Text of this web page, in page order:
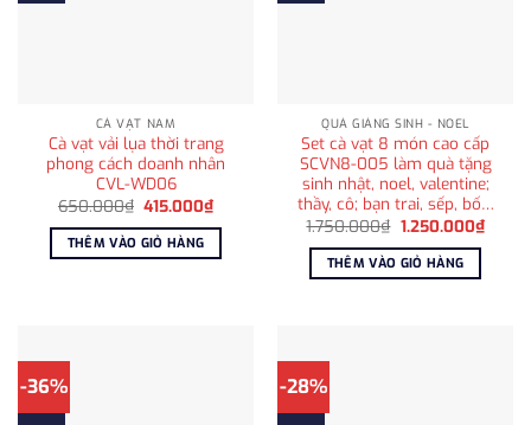
CÀ VẠT NAM
Cà vạt vải lụa thời trang
phong cách doanh nhân
CVL-WD06
650.000₫ Giá
là:
650.000₫.
415.000₫Giá
hiện
tại
415.000₫.
THÊM VÀO GIỎ HÀNG
QUÀ GIÁNG SINH - NOEL
Set cà vạt 8 món cao cấp
SCVN8-005 làm quà tặng
sinh nhật, noel, valentine;
thầy, cô; bạn trai, sếp, bố…
1.750.000₫ Giá
là:
1.750.000₫.
1.250.000₫Giá
hiện
THÊM VÀO GIỎ HÀNG
-36% -28%